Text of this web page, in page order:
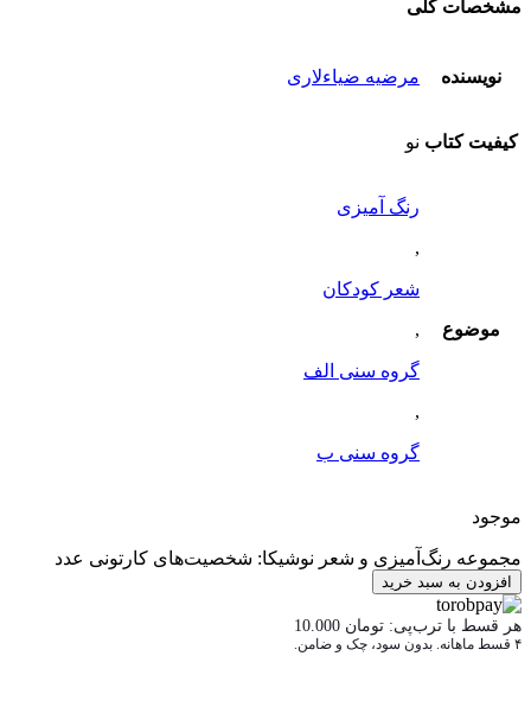
مشخصات کلی
نویسنده مرضیه ضیاءلاری
کیفیت کتاب نو
موضوع
رنگ آمیزی
,
شعر کودکان
,
گروه سنی الف
,
گروه سنی ب
موجود
مجموعه رنگ‌آمیزی و شعر نوشیکا: شخصیت‌های کارتونی عدد
افزودن به سبد خرید
هر قسط با ترب‌پی: تومان
۴ قسط ماهانه. بدون سود، چک و ضامن.